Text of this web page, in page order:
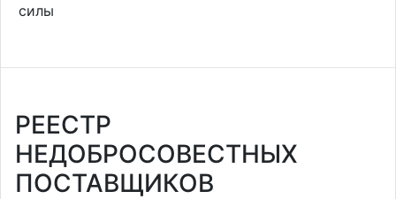
силы
РЕЕСТР
НЕДОБРОСОВЕСТНЫХ
ПОСТАВЩИКОВ